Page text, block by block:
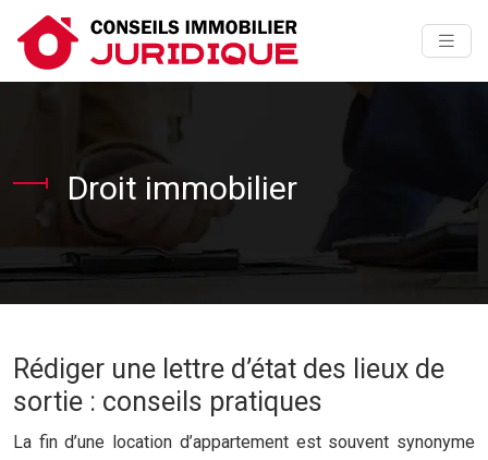
Droit immobilier
Rédiger une lettre d’état des lieux de
sortie : conseils pratiques
La fin d’une location d’appartement est souvent synonyme